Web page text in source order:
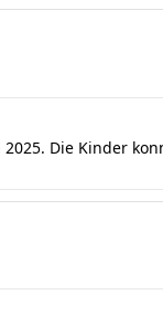
Die Kinder